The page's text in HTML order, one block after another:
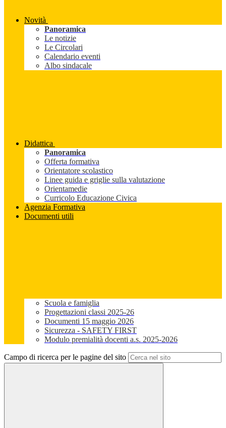
Novità
Panoramica
Le notizie
Le Circolari
Calendario eventi
Albo sindacale
Didattica
Panoramica
Offerta formativa
Orientatore scolastico
Linee guida e griglie sulla valutazione
Orientamedie
Curricolo Educazione Civica
Agenzia Formativa
Documenti utili
Scuola e famiglia
Progettazioni classi 2025-26
Documenti 15 maggio 2026
Sicurezza - SAFETY FIRST
Modulo premialità docenti a.s. 2025-2026
Campo di ricerca per le pagine del sito